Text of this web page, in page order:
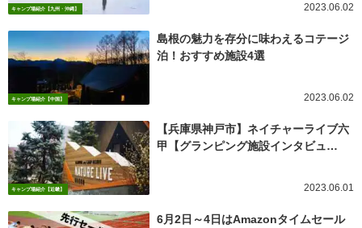
キャンプ場紹介【九州・沖縄】 2023.06.02
キャンプ場紹介【中国】
島根の魅力を存分に味わえるコテージ
泊！おすすめ施設4選
2023.06.02
キャンプ場紹介【近畿】
【兵庫県神戸市】ネイチャーライブ六
甲【グランピング施設インタビュ…
2023.06.01
6月2日～4日はAmazonタイムセール